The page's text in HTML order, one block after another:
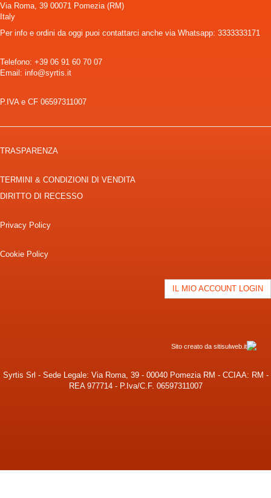
Via Roma, 39 00071 Pomezia (RM)
Italy
Per info e ordini da oggi puoi contattarci anche via Whatsapp: 3333333171
Telefono: +39 06 91 60 70 07
Email: info@syrtis.it
P.IVA e CF 06597311007
TRASPARENZA
TERMINI & CONDIZIONI DI VENDITA
DIRITTO DI RECESSO
Privacy Policy
Cookie Policy
IL MIO ACCOUNT LOGIN
Sito creato da sitisulweb.it
Syrtis Srl - Sede Legale: Via Roma, 39 - 00040 Pomezia RM - CCIAA: RM -
REA 977714 - P.Iva/C.F. 06597311007